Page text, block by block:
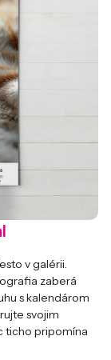
v galérii.
zaberá
s kalendárom
svojim
ticho pripomína